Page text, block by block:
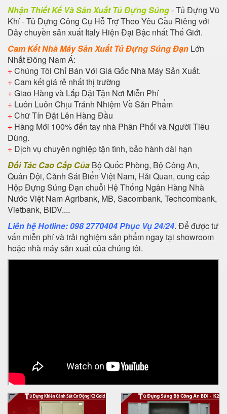
Nhận Thiết Kế Và Sản Xuất Tủ Đựng Súng- Tủ Đựng Vũ
Khí - Tủ Đựng Công Cụ Hỗ Trợ Theo Yêu Cầu Riêng với
Dây chuyền sản xuất Italy Hiện Đại Bậc nhất Thế Giới.
Cam Kết Nhà Máy Sản Xuất Tủ Đựng Súng Đạn Lớn
Nhất Đông Nam Á:
+Chúng Tôi Chỉ Bán Với Giá Gốc Nhà Máy Sản Xuất.
+Cam kết giá rẻ nhất thị trường
+Giao Hàng và Lắp Đặt Tận Nơi Miễn Phí
+ Luôn Luôn Chịu Tránh Nhiệm Về Sản Phẩm
+Chữ Tín Đặt Lên Hàng Đầu
+ Hàng Mới 100% đến tay nhà Phân Phối và Người Tiêu
Dùng.
+ Dịch vụ chuyên nghiệp tận tình, bảo hành dài hạn
Đối Tác Cao Cấp Của Bộ Quốc Phòng, Bộ Công An,
Quân Đội, Cảnh Sát Biển Việt Nam, Hải Quan, cung cấp
Hộp Đựng Súng Đạn chuỗi Hệ Thống Ngân Hàng Nhà
Nước Việt Nam Agribank, MB, Sacombank, Techcombank,
Vietbank, BIDV....
Liên hệ Hotline: 098 2770404 Phục Vụ 24/24. Để được tư
vấn miễn phí và trải nghiệm sản phẩm ngay tại showroom
hoặc nhà máy sản xuất của chúng tôi.